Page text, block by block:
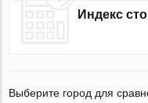
Индекс
Выберите город для